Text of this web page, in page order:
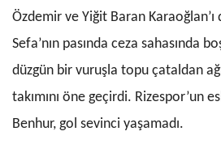
Özdemir ve Yiğit Baran
Sefa’nın pasında ceza sahasında
düzgün bir vuruşla topu çataldan
takımını öne geçirdi. Rizespor’un
Benhur, gol sevinci yaşamadı.